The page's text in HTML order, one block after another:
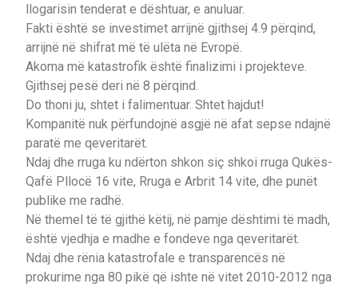
llogarisin tenderat e dështuar, e anuluar.
Fakti është se investimet arrijnë gjithsej 4.9 përqind,
arrijnë në shifrat më të ulëta në Evropë.
Akoma më katastrofik është finalizimi i projekteve.
Gjithsej pesë deri në 8 përqind.
Do thoni ju, shtet i falimentuar. Shtet hajdut!
Kompanitë nuk përfundojnë asgjë në afat sepse ndajnë
paratë me qeveritarët.
Ndaj dhe rruga ku ndërton shkon siç shkoi rruga Qukës-
Qafë Pllocë 16 vite, Rruga e Arbrit 14 vite, dhe punët
publike me radhë.
Në themel të të gjithë këtij, në pamje dështimi të madh,
është vjedhja e madhe e fondeve nga qeveritarët.
Ndaj dhe rënia katastrofale e transparencës në
prokurime nga 80 pikë që ishte në vitet 2010-2012 nga